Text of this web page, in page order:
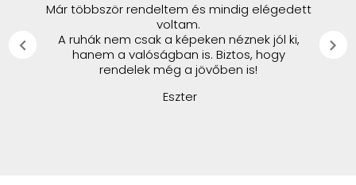
Már többször rendeltem és mindig elégedett
voltam.
A ruhák nem csak a képeken néznek jól ki,
hanem a valóságban is. Biztos, hogy
rendelek még a jövőben is!
Eszter
chevron_left chevron_right